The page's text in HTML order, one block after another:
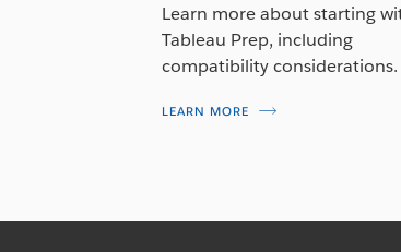
Learn more about starting
Tableau Prep, including
compatibility considerations.
LEARN MORE